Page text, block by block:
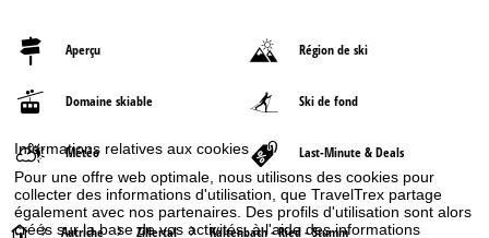
Informations relatives aux cookies
Pour une offre web optimale, nous utilisons des cookies pour
collecter des informations d'utilisation, que TravelTrex partage
également avec nos partenaires. Des profils d'utilisation sont alors
créés sur la base de vos activités, à l'aide des informations
Aperçu Région de ski
Domaine skiable Ski de fond
Météo Last-Minute & Deals
P Autriche Zillertal Kaltenbach - Ried - Stumm